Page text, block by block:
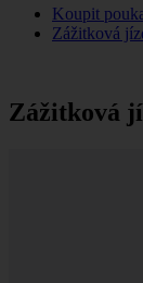
Koupit
Zážitková
Zážitková